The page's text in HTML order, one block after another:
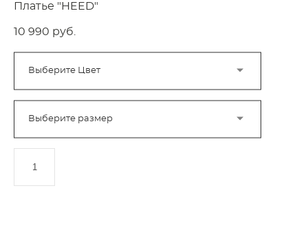
Платье "HEED"
10 990 pуб.
Выберите Цвет
Выберите размер